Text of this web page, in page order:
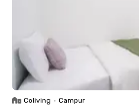
Coliving • Campur